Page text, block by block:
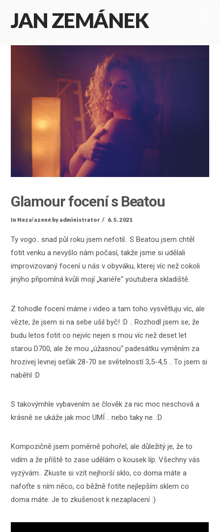
JAN ZEMÁNEK
Glamour focení s Beatou
In Nezařazené by administrator 6. 5. 2021
Ty vogo.. snad půl roku jsem nefotil.. S Beatou jsem chtěl
fotit venku a nevyšlo nám počasí, takže jsme si udělali
improvizovaný focení u nás v obyváku, kterej víc než cokoli
jinýho připomíná kvůli mojí „kariéře“ youtubera skladiště.
Z tohodle focení máme i video a tam toho vysvětluju víc, ale
vězte, že jsem si na sebe ušil byč! :D .. Rozhodl jsem se, že
budu letos fotit co nejvíc nejen s mou víc než deset let
starou D700, ale že mou „úžasnou“ padesátku vyměním za
hrozivej levnej seťák 28-70 se světelností 3,5-4,5 .. To jsem si
naběhl :D
S takovýmhle vybavením se člověk za nic moc neschová a
krásně se ukáže jak moc UMÍ .. nebo taky ne. :D
Kompozičně jsem poměrně pohořel, ale důležitý je, že to
vidím a že příště to zase udělám o kousek líp. Všechny vás
vyzývám.. Zkuste si vzít nejhorší sklo, co doma máte a
nafoťte s ním něco, co běžně fotíte nejlepším sklem co
doma máte. Je to zkušenost k nezaplacení :)